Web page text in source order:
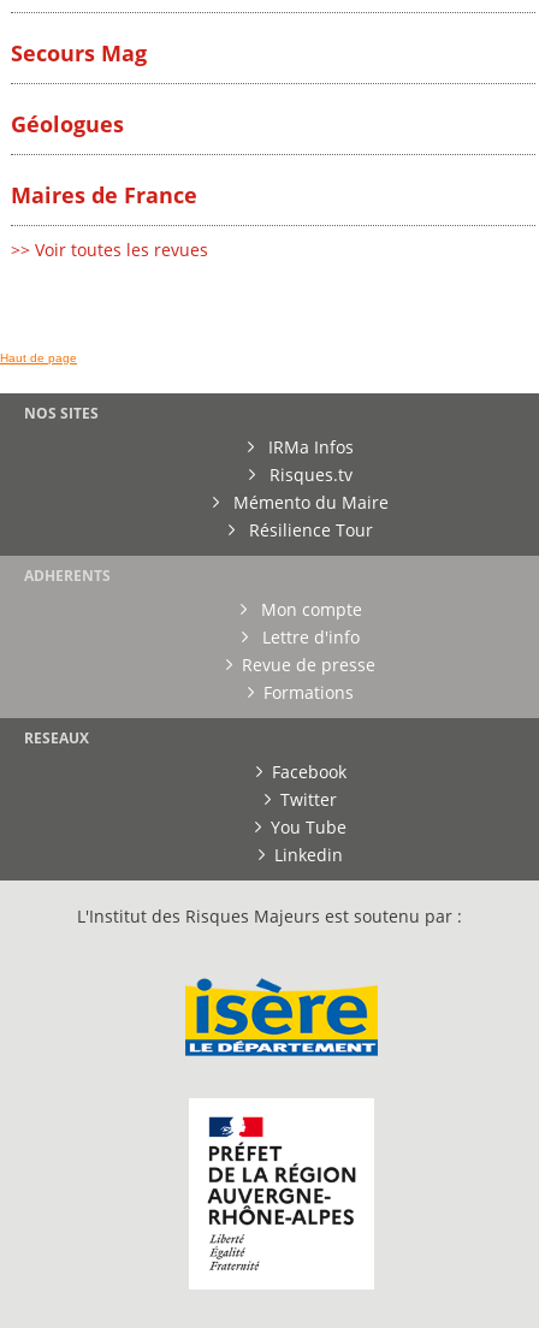
Secours Mag
Géologues
Maires de France
>> Voir toutes les revues
Haut de page
NOS SITES
IRMa Infos
Risques.tv
Mémento du Maire
Résilience Tour
ADHERENTS
Mon compte
Lettre d'info
Revue de presse
Formations
RESEAUX
Facebook
Twitter
You Tube
Linkedin
L'Institut des Risques Majeurs est soutenu par :